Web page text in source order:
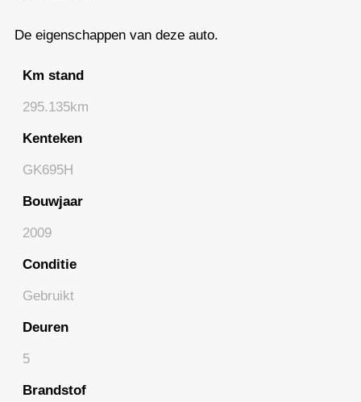
De eigenschappen van deze auto.
Km stand
295.135km
Kenteken
GK695H
Bouwjaar
2009
Conditie
Gebruikt
Deuren
5
Brandstof